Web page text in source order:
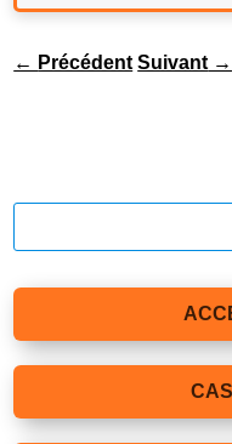
← Précédent Suivant →